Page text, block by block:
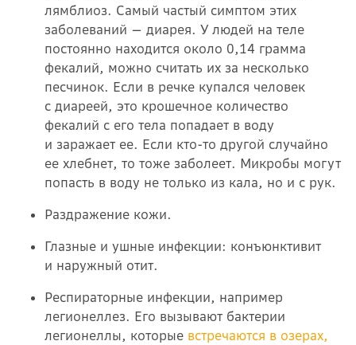
лямблиоз. Самый частый симптом этих
заболеваний — диарея. У людей на теле
постоянно находится около 0,14 грамма
фекалий, можно считать их за несколько
песчинок. Если в речке купался человек
с диареей, это крошечное количество
фекалий с его тела попадает в воду
и заражает ее. Если кто-то другой случайно
ее хлебнет, то тоже заболеет. Микробы могут
попасть в воду не только из кала, но и с рук.
Раздражение кожи.
Глазные и ушные инфекции: конъюнктивит
и наружный отит.
Респираторные инфекции, например
легионеллез. Его вызывают бактерии
легионеллы, которые встречаются в озерах,